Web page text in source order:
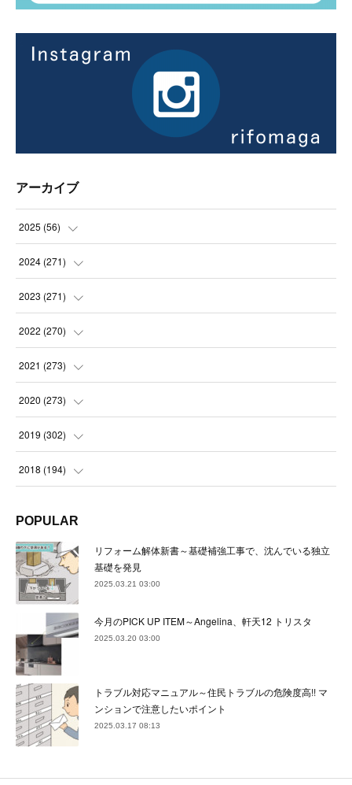
アーカイブ
2025 (56)
(14
(21
(21
2024 (271)
(21
(22
(23
(22
(24)
22)
(22)
(22)
(25
2023 (271)
(22
(23
(23
(21
(23 )
(24
(21
(24)
(21
( 23)
2022 (270)
(23
(23
(22
(23
(22 )
(23
(23
(22)
(24
( 21)
(20)
2021 (273)
(24
(23
(22
(23)
(23
(22)
(23
( 24)
(21)
2020 (273)
(24
(22
(22)
(24
(24)
(23
( 21)
(22)
2019 (302)
(23
(22)
(21)
(27)
(22
33)
(28)
2018 (194)
(17)
(32)
(36)
(30
34)
(8 )
POPULAR
リフォーム解体新書～基礎補強工事で、沈んでいる独立
基礎を発見
2025.03.21 03:00
今月のPICK UP ITEM～Angelina、軒天12 トリスタ
2025.03.20 03:00
トラブル対応マニュアル～住民トラブルの危険度高!! マ
ンションで注意したいポイント
2025.03.17 08:13